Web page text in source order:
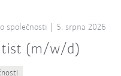
společnosti 5. srpna 2026
(m/w/d)